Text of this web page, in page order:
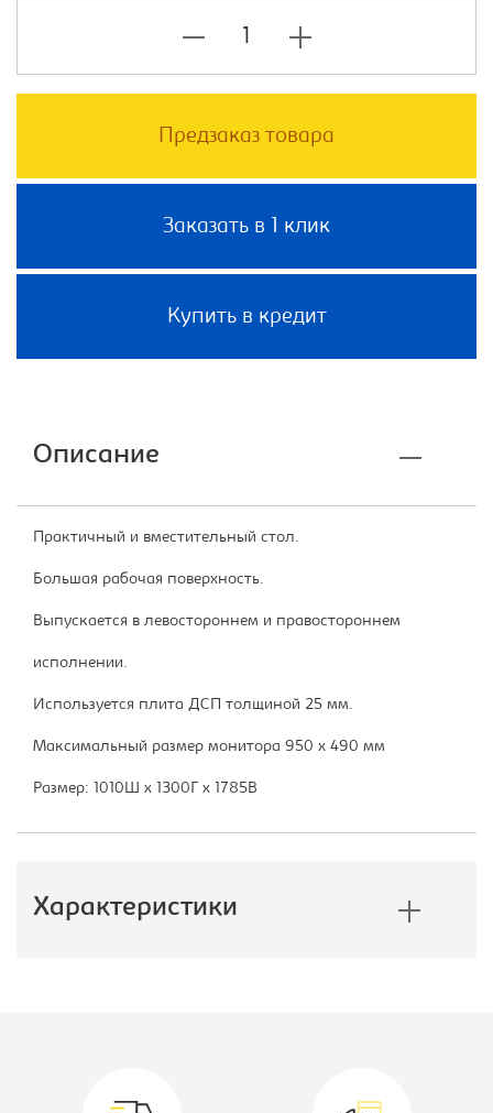
Предзаказ товара
Заказать в 1 клик
Купить в кредит
Описание
Практичный и вместительный стол.
Большая рабочая поверхность.
Выпускается в левостороннем и правостороннем
исполнении.
Используется плита ДСП толщиной 25 мм.
Максимальный размер монитора 950 х 490 мм
Размер: 1010Ш x 1300Г x 1785В
Характеристики